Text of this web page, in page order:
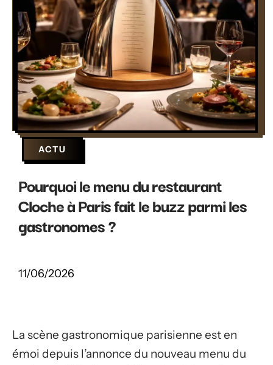
ACTU
Pourquoi le menu du restaurant
Cloche à Paris fait le buzz parmi les
gastronomes ?
11/06/2026
La scène gastronomique parisienne est en
émoi depuis l’annonce du nouveau menu du